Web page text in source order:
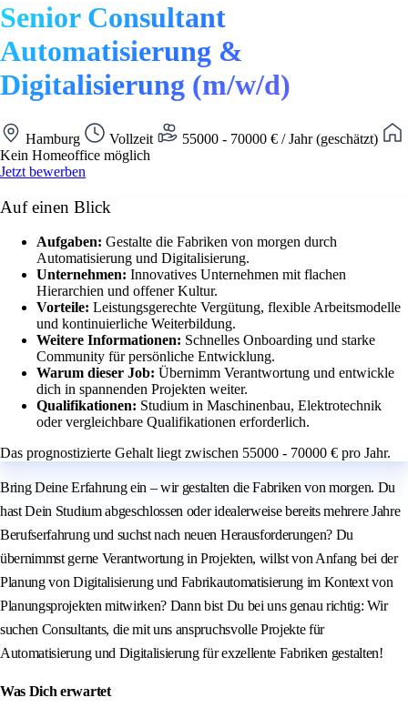
Senior Consultant
Automatisierung &
Digitalisierung (m/w/d)
Hamburg Vollzeit
55000 - 70000 € / Jahr (geschätzt)
Kein Homeoffice möglich
Jetzt bewerben
Auf einen Blick
Aufgaben: Gestalte die Fabriken von morgen durch
Automatisierung und Digitalisierung.
Unternehmen: Innovatives Unternehmen mit flachen
Hierarchien und offener Kultur.
Vorteile: Leistungsgerechte Vergütung, flexible Arbeitsmodelle
und kontinuierliche Weiterbildung.
Weitere Informationen: Schnelles Onboarding und starke
Community für persönliche Entwicklung.
Warum dieser Job: Übernimm Verantwortung und entwickle
dich in spannenden Projekten weiter.
Qualifikationen: Studium in Maschinenbau, Elektrotechnik
oder vergleichbare Qualifikationen erforderlich.
Das prognostizierte Gehalt liegt zwischen 55000 - 70000 € pro Jahr.
Bring Deine Erfahrung ein – wir gestalten die Fabriken von morgen. Du
hast Dein Studium abgeschlossen oder idealerweise bereits mehrere Jahre
Berufserfahrung und suchst nach neuen Herausforderungen? Du
übernimmst gerne Verantwortung in Projekten, willst von Anfang bei der
Planung von Digitalisierung und Fabrikautomatisierung im Kontext von
Planungsprojekten mitwirken? Dann bist Du bei uns genau richtig: Wir
suchen Consultants, die mit uns anspruchsvolle Projekte für
Automatisierung und Digitalisierung für exzellente Fabriken gestalten!
Was Dich erwartet